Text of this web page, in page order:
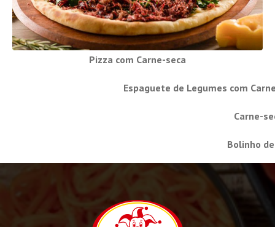
Pizza com Carne-seca
Espaguete de Legumes com
Carne-
Bolinho